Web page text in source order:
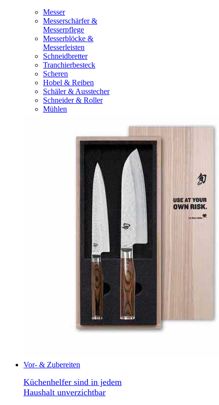
Messer
Messerschärfer &
Messerpflege
Messerblöcke &
Messerleisten
Schneidbretter
Tranchierbesteck
Scheren
Hobel & Reiben
Schäler & Ausstecher
Schneider & Roller
Mühlen
Vor- & Zubereiten
Küchenhelfer sind in jedem
Haushalt unverzichtbar